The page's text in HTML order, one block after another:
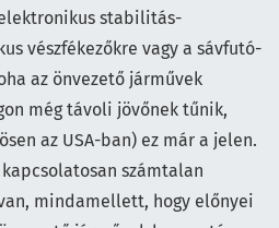
stabilitás-
vészfékezőkre vagy a sávfutó-
az önvezető járművek
még távoli jövőnek tűnik,
az USA-ban) ez már a jelen.
számtalan
mindamellett, hogy előnyei